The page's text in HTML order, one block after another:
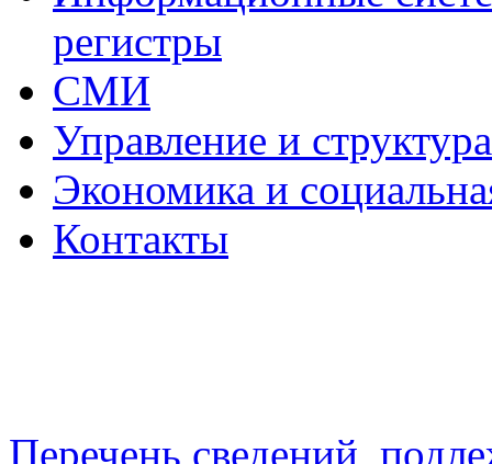
регистры
СМИ
Управление и
Экономика и
Контакты
Перечень сведений,